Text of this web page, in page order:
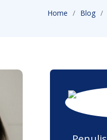
Home Blog